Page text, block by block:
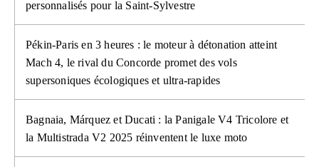
personnalisés pour la Saint-Sylvestre
Pékin-Paris en 3 heures : le moteur à détonation atteint
Mach 4, le rival du Concorde promet des vols
supersoniques écologiques et ultra-rapides
Bagnaia, Márquez et Ducati : la Panigale V4 Tricolore et
la Multistrada V2 2025 réinventent le luxe moto